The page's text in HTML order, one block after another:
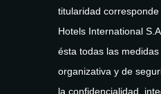
titularidad
Hotels International
ésta todas las medidas
organizativa y de
la confidencialidad,